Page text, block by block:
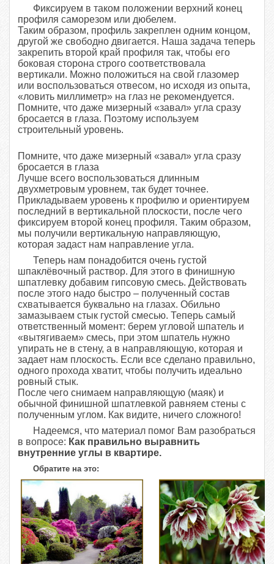
Фиксируем в таком положении верхний конец
профиля саморезом или дюбелем.
Таким образом, профиль закреплен одним концом,
другой же свободно двигается. Наша задача теперь
закрепить второй край профиля так, чтобы его
боковая сторона строго соответствовала
вертикали. Можно положиться на свой глазомер
или воспользоваться отвесом, но исходя из опыта,
«ловить миллиметр» на глаз не рекомендуется.
Помните, что даже мизерный «завал» угла сразу
бросается в глаза. Поэтому используем
строительный уровень.
Помните, что даже мизерный «завал» угла сразу
бросается в глаза
Лучше всего воспользоваться длинным
двухметровым уровнем, так будет точнее.
Прикладываем уровень к профилю и ориентируем
последний в вертикальной плоскости, после чего
фиксируем второй конец профиля. Таким образом,
мы получили вертикальную направляющую,
которая задаст нам направление угла.
Теперь нам понадобится очень густой
шпаклёвочный раствор. Для этого в финишную
шпатлевку добавим гипсовую смесь. Действовать
после этого надо быстро – полученный состав
схватывается буквально на глазах. Обильно
замазываем стык густой смесью. Теперь самый
ответственный момент: берем угловой шпатель и
«вытягиваем» смесь, при этом шпатель нужно
упирать не в стену, а в направляющую, которая и
задает нам плоскость. Если все сделано правильно,
одного прохода хватит, чтобы получить идеально
ровный стык.
После чего снимаем направляющую (маяк) и
обычной финишной шпатлевкой равняем стены с
полученным углом. Как видите, ничего сложного!
Надеемся, что материал помог Вам разобраться
в вопросе: Как правильно выравнить
внутренние углы в квартире.
Обратите на это: